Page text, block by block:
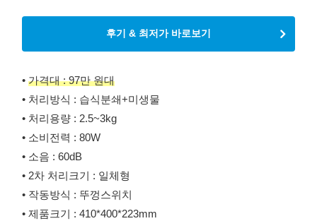
후기 & 최저가 바로보기
• 가격대 : 97만 원대
• 처리방식 : 습식분쇄+미생물
• 처리용량 : 2.5~3kg
• 소비전력 : 80W
• 소음 : 60dB
• 2차 처리크기 : 일체형
• 작동방식 : 뚜껑스위치
• 제품크기 : 410*400*223mm